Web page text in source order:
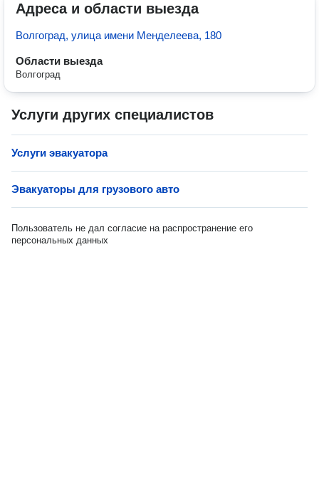
Адреса и области выезда
Волгоград, улица имени Менделеева, 180
Области выезда
Волгоград
Услуги других специалистов
Услуги эвакуатора
Эвакуаторы для грузового авто
Пользователь не дал согласие на распространение его
персональных данных